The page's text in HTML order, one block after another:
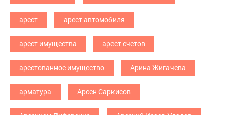
арест арест автомобиля
арест имущества арест счетов
арестованное имущество Арина Жигачева
арматура Арсен Саркисов